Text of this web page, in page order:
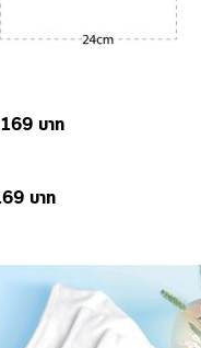
บาท
บาท